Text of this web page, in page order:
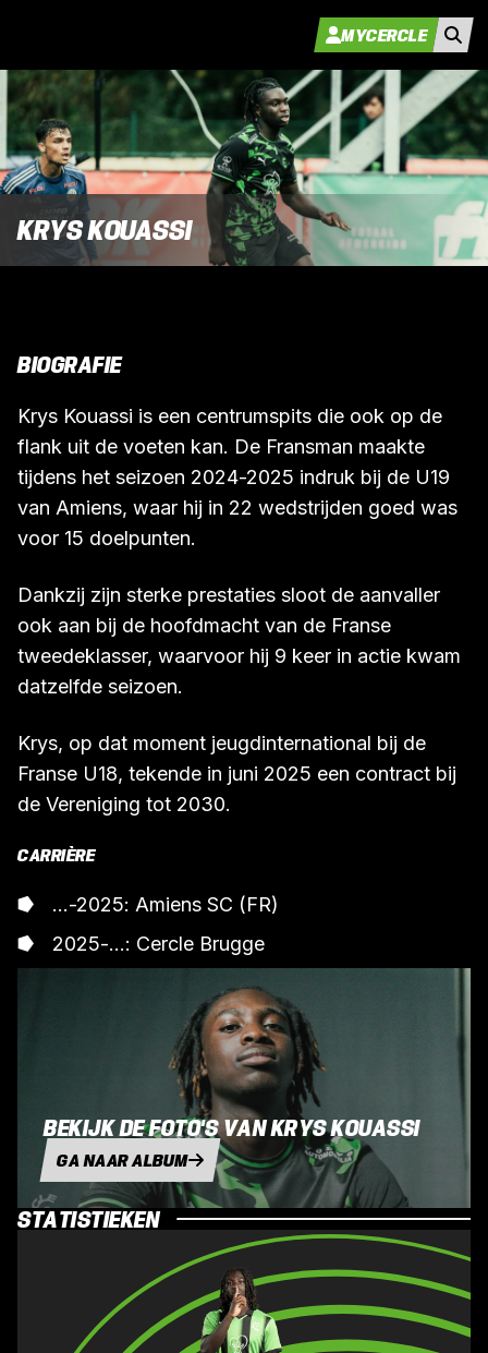
MYCERCLE
KRYS KOUASSI
BIOGRAFIE
Krys Kouassi is een centrumspits die ook op de
flank uit de voeten kan. De Fransman maakte
tijdens het seizoen 2024-2025 indruk bij de U19
van Amiens, waar hij in 22 wedstrijden goed was
voor 15 doelpunten.
Dankzij zijn sterke prestaties sloot de aanvaller
ook aan bij de hoofdmacht van de Franse
tweedeklasser, waarvoor hij 9 keer in actie kwam
datzelfde seizoen.
Krys, op dat moment jeugdinternational bij de
Franse U18, tekende in juni 2025 een contract bij
de Vereniging tot 2030.
CARRIÈRE
...-2025: Amiens SC (FR)
2025-...: Cercle Brugge
BEKIJK DE FOTO'S VAN KRYS KOUASSI
GA NAAR ALBUM
STATISTIEKEN